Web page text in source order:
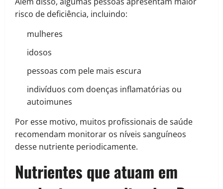
risco de deficiência, incluindo:
mulheres
idosos
pessoas com pele mais escura
indivíduos com doenças inflamatórias ou
autoimunes
Por esse motivo, muitos profissionais de saúde
recomendam monitorar os níveis sanguíneos
desse nutriente periodicamente.
Nutrientes que atuam em